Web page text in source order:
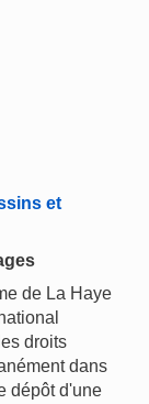
et
de La Haye
droits
dans
dépôt d'une